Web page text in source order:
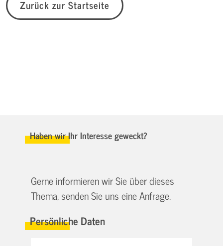
Zurück zur Startseite
Haben wir Ihr Interesse geweckt?
Gerne informieren wir Sie über dieses
Thema, senden Sie uns eine Anfrage.
Persönliche Daten